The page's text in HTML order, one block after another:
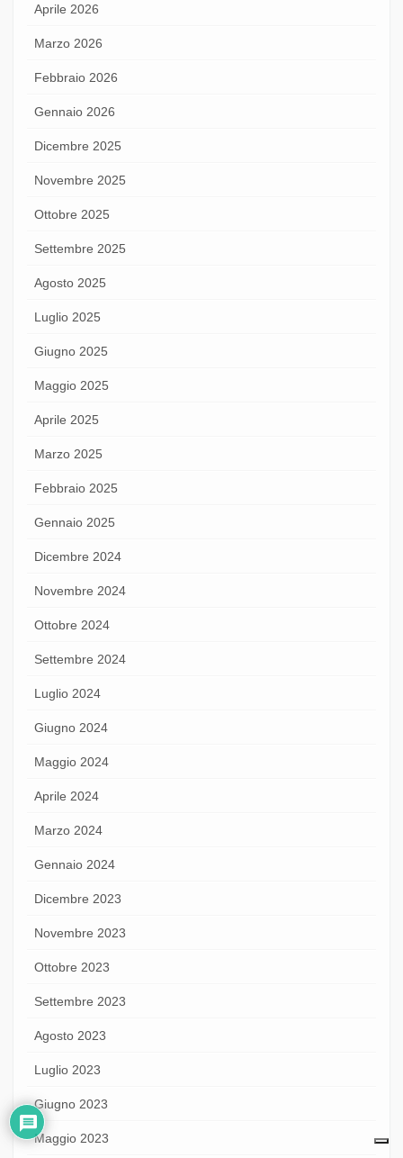
Aprile 2026
Marzo 2026
Febbraio 2026
Gennaio 2026
Dicembre 2025
Novembre 2025
Ottobre 2025
Settembre 2025
Agosto 2025
Luglio 2025
Giugno 2025
Maggio 2025
Aprile 2025
Marzo 2025
Febbraio 2025
Gennaio 2025
Dicembre 2024
Novembre 2024
Ottobre 2024
Settembre 2024
Luglio 2024
Giugno 2024
Maggio 2024
Aprile 2024
Marzo 2024
Gennaio 2024
Dicembre 2023
Novembre 2023
Ottobre 2023
Settembre 2023
Agosto 2023
Luglio 2023
Giugno 2023
Maggio 2023